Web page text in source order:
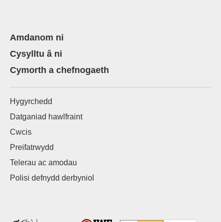
Amdanom ni
Cysylltu â ni
Cymorth a chefnogaeth
Hygyrchedd
Datganiad hawlfraint
Cwcis
Preifatrwydd
Telerau ac amodau
Polisi defnydd derbyniol